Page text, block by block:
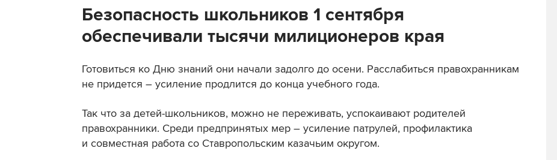
Безопасность школьников 1 сентября
обеспечивали тысячи милиционеров края
Готовиться ко Дню знаний они начали задолго до осени. Расслабиться правохранникам
не придется – усиление продлится до конца учебного года.
Так что за детей-школьников, можно не переживать, успокаивают родителей
правохранники. Среди предпринятых мер – усиление патрулей, профилактика
и совместная работа со Ставропольским казачьим округом.